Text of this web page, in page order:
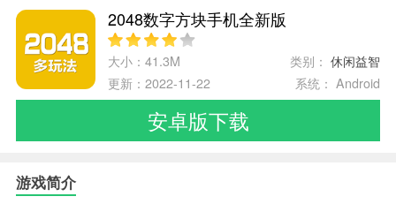
2048数字方块手机全新版
大小：41.3M 类别：休闲益智
更新：2022-11-22
系统： Android
安卓版下载
游戏简介